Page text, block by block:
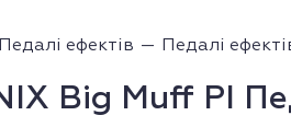
Педалі ефектів Педалі
Big Muff PI